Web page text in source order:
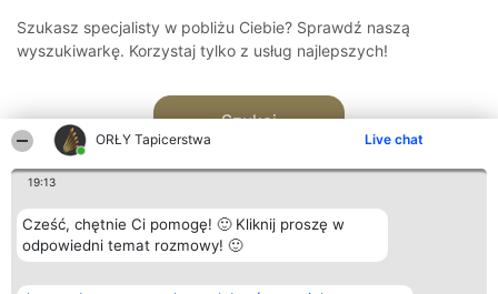
ORŁY Tapicerstwa Live chat
19:13
Cześć, chętnie Ci pomogę! 🙂 Kliknij proszę w
odpowiedni temat rozmowy! 🙂
Szukasz specjalisty w pobliżu Ciebie? Sprawdź naszą
wyszukiwarkę. Korzystaj tylko z usług najlepszych!
Szukaj
Organizator plebiscytu Plebiscyt Kontakt